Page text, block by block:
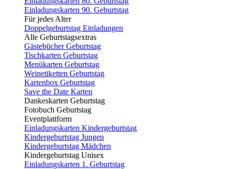
Einladungskarten 90. Geburtstag
Für jedes Alter
Doppelgeburtstag Einladungen
Alle Geburtstagsextras
Gästebücher Geburtstag
Tischkarten Geburtstag
Menükarten Geburtstag
Weinetiketten Geburtstag
Kartenbox Geburtstag
Save the Date Karten
Dankeskarten Geburtstag
Fotobuch Geburtstag
Eventplattform
Einladungskarten Kindergeburtstag
Kindergeburtstag Jungen
Kindergeburtstag Mädchen
Kindergeburtstag Unisex
Einladungskarten 1. Geburtstag